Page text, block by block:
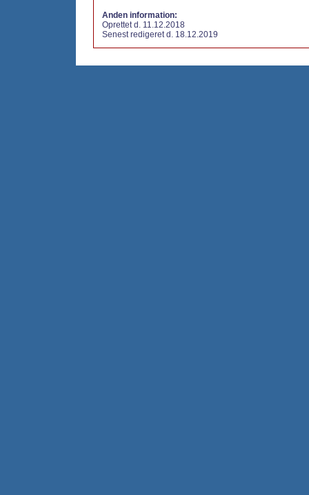
Anden information:
Oprettet d. 11.12.2018
Senest redigeret d. 18.12.2019